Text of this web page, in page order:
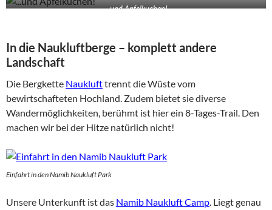
…und Apfelkuchen!
In die Naukluftberge – komplett andere
Landschaft
Die Bergkette Nauklufttrennt die Wüste vom
bewirtschafteten Hochland. Zudem bietet sie diverse
Wandermöglichkeiten, berühmt ist hier ein 8-Tages-Trail. Den
machen wir bei der Hitze natürlich nicht!
Einfahrt in den Namib Naukluft Park
Unsere Unterkunft ist das Namib Naukluft Camp. Liegt genau